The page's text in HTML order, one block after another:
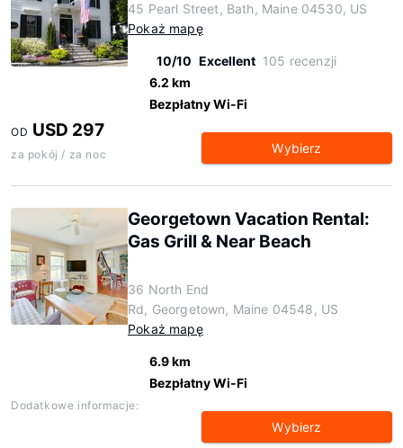
45 Pearl Street, Bath, Maine 04530, US
Pokaż mapę
10/10 Excellent 105 recenzji
6.2 km
Bezpłatny Wi-Fi
OD USD 297
za pokój / za noc Wybierz
Georgetown Vacation Rental:
Gas Grill & Near Beach
36 North End
Rd, Georgetown, Maine 04548, US
Pokaż mapę
6.9 km
Bezpłatny Wi-Fi
Dodatkowe informacje:
Wybierz